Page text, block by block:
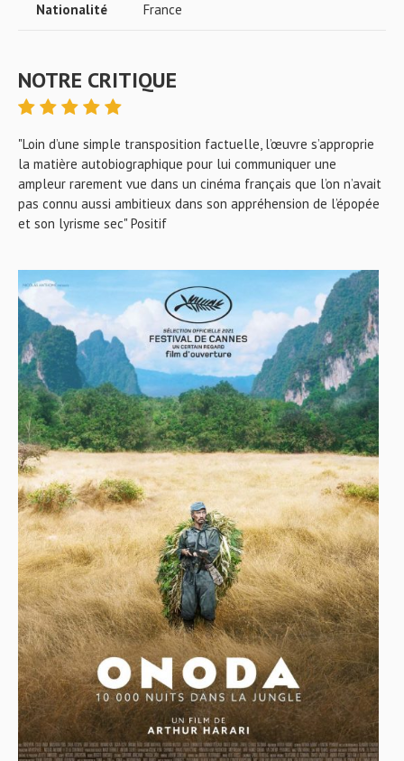
Nationalité France
NOTRE CRITIQUE
"Loin d’une simple transposition factuelle, l’œuvre s’approprie
la matière autobiographique pour lui communiquer une
ampleur rarement vue dans un cinéma français que l’on n’avait
pas connu aussi ambitieux dans son appréhension de l’épopée
et son lyrisme sec" Positif